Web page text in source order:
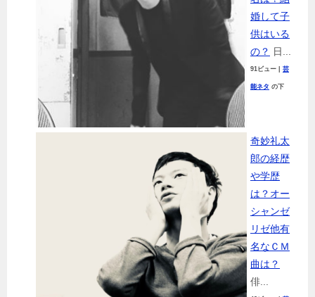
婚して子
供はいる
の？ 日...
91ビュー 芸
能ネタ の下
奇妙礼太
郎の経歴
や学歴
は？オー
シャンゼ
リゼ他有
名なＣＭ
曲は？
俳...